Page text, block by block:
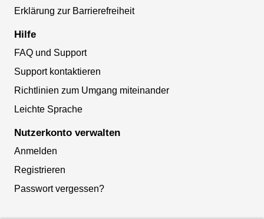
Erklärung zur Barrierefreiheit
Hilfe
FAQ und Support
Support kontaktieren
Richtlinien zum Umgang miteinander
Leichte Sprache
Nutzerkonto verwalten
Anmelden
Registrieren
Passwort vergessen?